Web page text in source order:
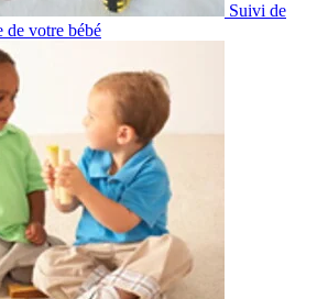
Suivi de
de votre bébé